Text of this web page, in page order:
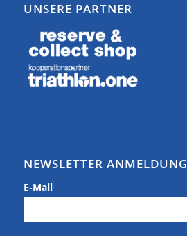
UNSERE PARTNER
NEWSLETTER ANMELDUNG
E-Mail